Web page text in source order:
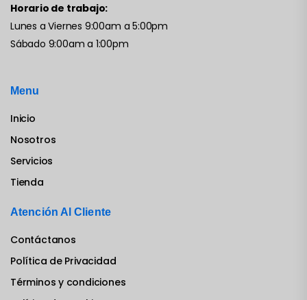
Horario de trabajo:
Lunes a Viernes 9:00am a 5:00pm
Sábado 9:00am a 1:00pm
Menu
Inicio
Nosotros
Servicios
Tienda
Atención Al Cliente
Contáctanos
Política de Privacidad
Términos y condiciones